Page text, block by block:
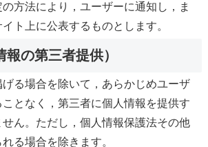
方法により，ユーザーに通知し，ま
ト上に公表するものとします。
の第三者提供）
る場合を除いて，あらかじめユーザ
となく，第三者に個人情報を提供す
せん。ただし，個人情報保護法その他
る場合を除きます。